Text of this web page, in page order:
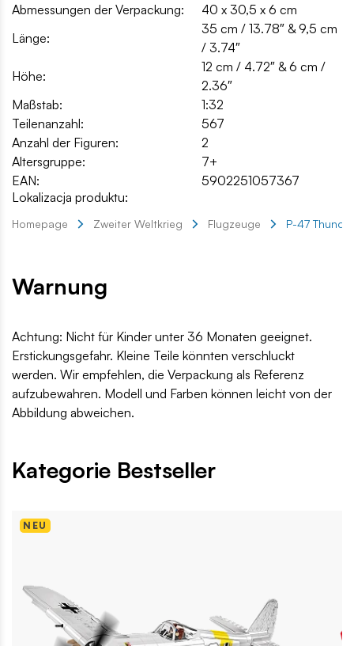
Abmessungen der Verpackung:
40 x 30,5 x 6 cm
Länge:
35 cm / 13.78″ & 9,5 cm
/ 3.74″
Höhe:
12 cm / 4.72″ & 6 cm /
2.36″
Maßstab:
1:32
Teilenanzahl:
567
Anzahl der Figuren:
2
Altersgruppe:
7+
EAN:
5902251057367
Lokalizacja produktu:
Homepage Zweiter Weltkrieg Flugzeuge P-47
Warnung
Achtung: Nicht für Kinder unter 36 Monaten geeignet.
Erstickungsgefahr. Kleine Teile könnten verschluckt
werden. Wir empfehlen, die Verpackung als Referenz
aufzubewahren. Modell und Farben können leicht von der
Abbildung abweichen.
Kategorie Bestseller
NEU